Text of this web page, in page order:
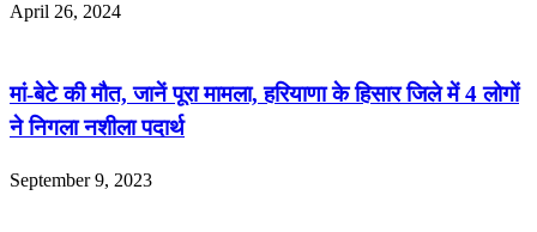
April 26, 2024
मां-बेटे की मौत, जानें पूरा मामला, हरियाणा के हिसार जिले में 4 लोगों
ने निगला नशीला पदार्थ
September 9, 2023